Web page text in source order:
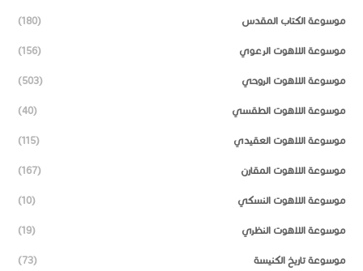
موسوعة الكتاب المقدس (180)
موسوعة اللاهوت الرعوي (156)
موسوعة اللاهوت الروحي (503)
موسوعة اللاهوت الطقسي (40)
موسوعة اللاهوت العقيدي (115)
موسوعة اللاهوت المقارن (167)
موسوعة اللاهوت النسكي (10)
موسوعة اللاهوت النظري (19)
موسوعة تاريخ الكنيسة (73)